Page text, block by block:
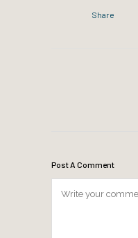
Share
Post A Comment